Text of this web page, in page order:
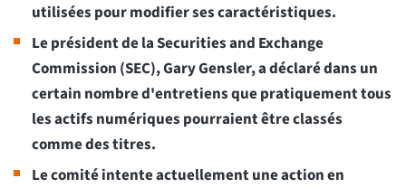
utilisées pour modifier ses caractéristiques.
Le président de la Securities and Exchange
Commission (SEC), Gary Gensler, a déclaré dans un
certain nombre d'entretiens que pratiquement tous
les actifs numériques pourraient être classés
comme des titres.
Le comité intente actuellement une action en